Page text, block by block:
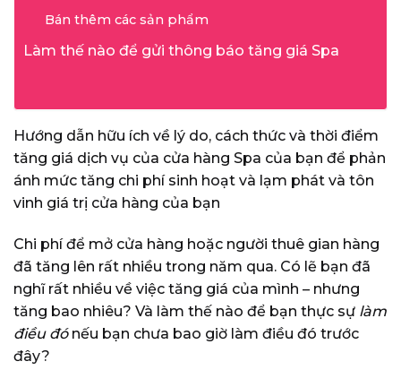
Bán thêm các sản phẩm
Làm thế nào để gửi thông báo tăng giá Spa
Hướng dẫn hữu ích về lý do, cách thức và thời điểm
tăng giá dịch vụ của cửa hàng Spa của bạn để phản
ánh mức tăng chi phí sinh hoạt và lạm phát và tôn
vinh giá trị cửa hàng của bạn
Chi phí để mở cửa hàng hoặc người thuê gian hàng
đã tăng lên rất nhiều trong năm qua. Có lẽ bạn đã
nghĩ rất nhiều về việc tăng giá của mình – nhưng
tăng bao nhiêu? Và làm thế nào để bạn thực sự làm
điều đónếu bạn chưa bao giờ làm điều đó trước
đây?